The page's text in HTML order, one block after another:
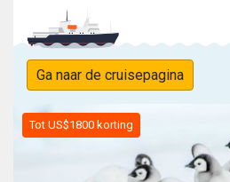
Ga naar de cruisepagina
Tot US$1800 korting